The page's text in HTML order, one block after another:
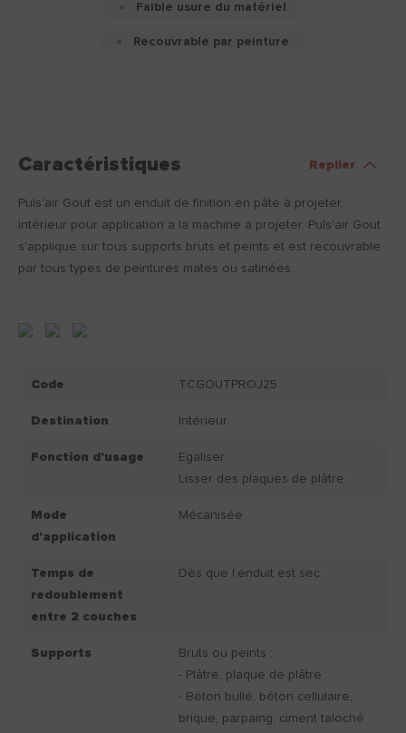
Faible usure du matériel
Recouvrable par peinture
Caractéristiques Replier
Puls'air Gout est un enduit de finition en pâte à projeter,
intérieur pour application a la machine a projeter. Puls'air Gout
s'applique sur tous supports bruts et peints et est recouvrable
par tous types de peintures mates ou satinées.
Code TCGOUTPROJ25
Destination Intérieur
Fonction d'usage
Egaliser
Lisser des plaques de plâtre
Mode
d'application
Mécanisée
Temps de
redoublement
entre 2 couches
Dès que l’enduit est sec.
Supports
Bruts ou peints :
- Plâtre, plaque de plâtre
- Béton bullé, béton cellulaire,
brique, parpaing, ciment taloché